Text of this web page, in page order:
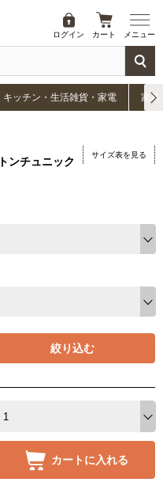
ログイン カート メニュー
キッチン・生活雑貨・家電 家具
ンチュニック
サイズ表を見る
絞り込む
カートに入れる